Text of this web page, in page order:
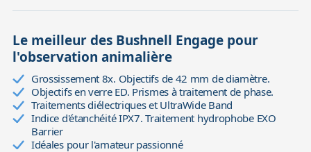
Le meilleur des Bushnell Engage pour
l'observation animalière
Grossissement 8x. Objectifs de 42 mm de diamètre.
Objectifs en verre ED. Prismes à traitement de phase.
Traitements diélectriques et UltraWide Band
Indice d'étanchéité IPX7. Traitement hydrophobe EXO
Barrier
Idéales pour l'amateur passionné